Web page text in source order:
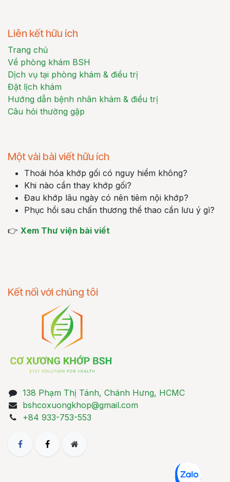
Liên kết hữu ích
Trang chủ
Về phòng khám BSH
Dịch vụ tại phòng khám & điều trị
Đặt lịch khám
Hướng dẫn bệnh nhân khám & điều trị
Câu hỏi thường gặp
Một vài bài viết hữu ích
Thoái hóa khớp gối có nguy hiểm không?
Khi nào cần thay khớp gối?
Đau khớp lâu ngày có nên tiêm nội khớp?
Phục hồi sau chấn thương thể thao cần lưu ý gì?
👉 Xem Thư viện bài viết
Kết nối với chúng tôi
138 Phạm Thị Tánh, Chánh Hưng, HCMC
bshcoxuongkhop@gmail.com
+84 933-753-553